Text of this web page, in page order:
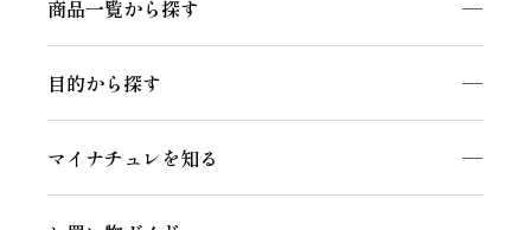
商品一覧から探す
マイナチュレシリーズ
サポートアイテム
お得なおまとめ定期コース
目的から探す
ヘアケア
白髪ケア
マイナチュレを知る